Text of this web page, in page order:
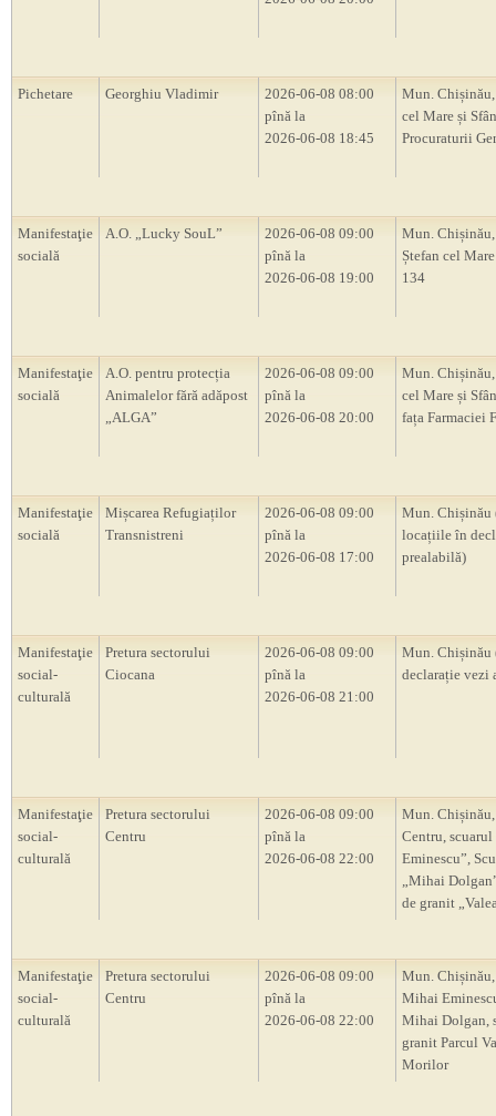
Pichetare Georghiu Vladimir
2026-06-08 08:00
pînă la
2026-06-08 18:45
Mun.
cel Mare și
Procuraturii
Manifestaţie
socială
A.O. „Lucky SouL”
2026-06-08 09:00
pînă la
2026-06-08 19:00
Mun.
Ștefan cel
134
Manifestaţie
socială
A.O. pentru protecția
Animalelor fără adăpost
„ALGA”
2026-06-08 09:00
pînă la
2026-06-08 20:00
Mun.
cel Mare și
fața Farmaciei
Manifestaţie
socială
Mișcarea Refugiaților
Transnistreni
2026-06-08 09:00
pînă la
2026-06-08 17:00
Mun. Chișinău
locațiile în
prealabilă)
Manifestaţie
social-
culturală
Pretura sectorului
Ciocana
2026-06-08 09:00
pînă la
2026-06-08 21:00
Mun. Chișinău
declarație vezi
Manifestaţie
social-
culturală
Pretura sectorului
Centru
2026-06-08 09:00
pînă la
2026-06-08 22:00
Mun. Chișinău,
Centru,
Eminescu”,
„Mihai
de granit
Manifestaţie
social-
culturală
Pretura sectorului
Centru
2026-06-08 09:00
pînă la
2026-06-08 22:00
Mun.
Mihai
Mihai Dolgan,
granit Parcul
Morilor